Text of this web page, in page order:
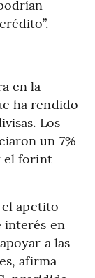
en la
ha rendido
Los
un 7%
el forint
apetito
interés en
a las
afirma